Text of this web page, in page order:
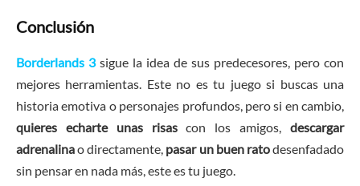
Conclusión
Borderlands 3sigue la idea de sus predecesores, pero con
mejores herramientas. Este no es tu juego si buscas una
historia emotiva o personajes profundos, pero si en cambio,
quieres echarte unas risascon los amigos,descargar
adrenalinao directamente, pasar un buen ratodesenfadado
sin pensar en nada más, este es tu juego.